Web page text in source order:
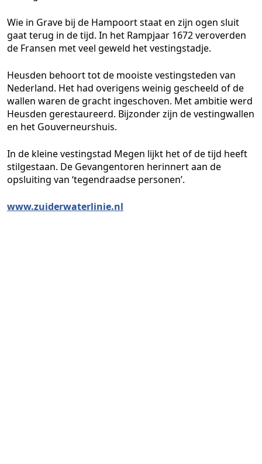
Wie in Grave bij de Hampoort staat en zijn ogen sluit
gaat terug in de tijd. In het Rampjaar 1672 veroverden
de Fransen met veel geweld het vestingstadje.
Heusden behoort tot de mooiste vestingsteden van
Nederland. Het had overigens weinig gescheeld of de
wallen waren de gracht ingeschoven. Met ambitie werd
Heusden gerestaureerd. Bijzonder zijn de vestingwallen
en het Gouverneurshuis.
In de kleine vestingstad Megen lijkt het of de tijd heeft
stilgestaan. De Gevangentoren herinnert aan de
opsluiting van ‘tegendraadse personen’.
www.zuiderwaterlinie.nl